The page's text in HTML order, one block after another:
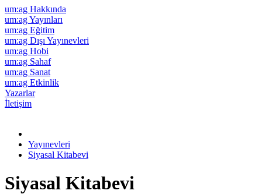
um:ag Hakkında
um:ag Yayınları
um:ag Eğitim
um:ag Dışı Yayınevleri
um:ag Hobi
um:ag Sahaf
um:ag Sanat
um:ag Etkinlik
Yazarlar
İletişim
Yayınevleri
Siyasal Kitabevi
Siyasal Kitabevi